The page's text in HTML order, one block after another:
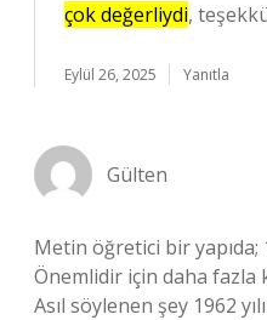
çok değerliydi,
Eylül 26, 2025 Yanıtla
Gülten
Metin öğretici bir
Önemlidir için daha fazla
Asıl söylenen şey 1962